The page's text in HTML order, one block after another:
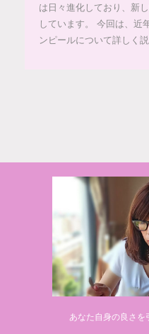
は日々進化しており、新
しています。 今回は、近
ンピールについて詳しく
あなた自身の良さを
AFFINGER5